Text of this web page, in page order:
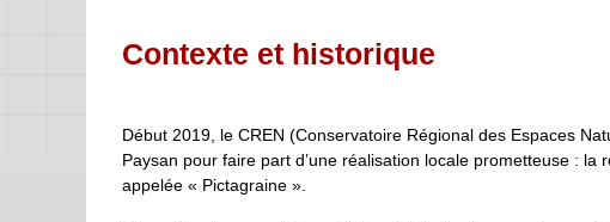
Contexte et historique
Début 2019, le CREN (Conservatoire Régional des Espaces
Paysan pour faire part d’une réalisation locale prometteuse :
appelée « Pictagraine ».